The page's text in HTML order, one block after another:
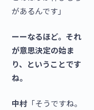
があるんです」
ーーなるほど。それ
が意思決定の始ま
り、ということです
ね。
中村 「そうですね。